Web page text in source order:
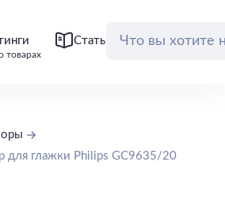
товарах
Статьи Обзоры
для глажки Philips GC9635/20